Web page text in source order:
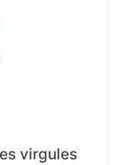
virgules